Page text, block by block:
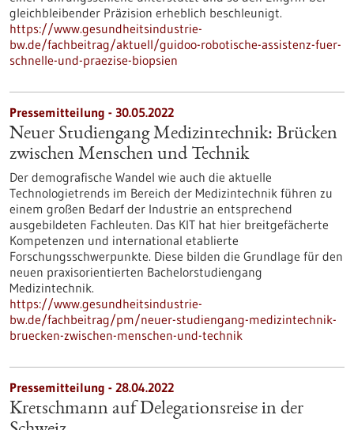
gleichbleibender Präzision erheblich beschleunigt.
https://www.gesundheitsindustrie-
bw.de/fachbeitrag/aktuell/guidoo-robotische-assistenz-fuer-
schnelle-und-praezise-biopsien
Pressemitteilung - 30.05.2022
Neuer Studiengang Medizintechnik: Brücken
zwischen Menschen und Technik
Der demografische Wandel wie auch die aktuelle
Technologietrends im Bereich der Medizintechnik führen zu
einem großen Bedarf der Industrie an entsprechend
ausgebildeten Fachleuten. Das KIT hat hier breitgefächerte
Kompetenzen und international etablierte
Forschungsschwerpunkte. Diese bilden die Grundlage für den
neuen praxisorientierten Bachelorstudiengang
Medizintechnik.
https://www.gesundheitsindustrie-
bw.de/fachbeitrag/pm/neuer-studiengang-medizintechnik-
bruecken-zwischen-menschen-und-technik
Pressemitteilung - 28.04.2022
Kretschmann auf Delegationsreise in der